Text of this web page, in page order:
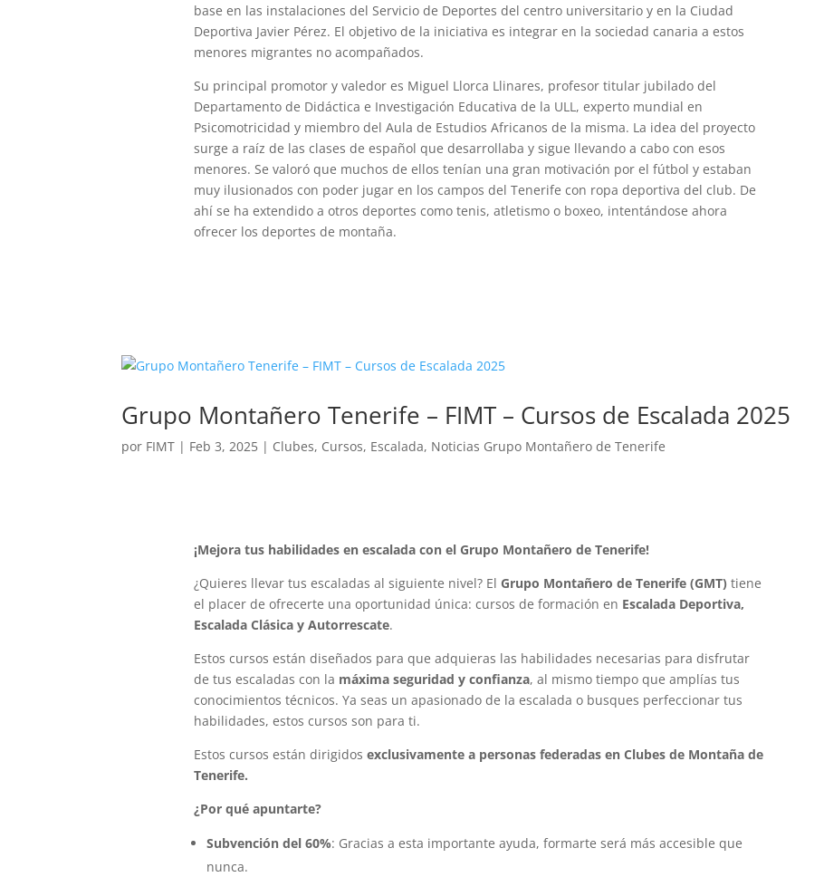
base en las instalaciones del Servicio de Deportes del centro universitario y en la Ciudad
Deportiva Javier Pérez. El objetivo de la iniciativa es integrar en la sociedad canaria a estos
menores migrantes no acompañados.
Su principal promotor y valedor es Miguel Llorca Llinares, profesor titular jubilado del
Departamento de Didáctica e Investigación Educativa de la ULL, experto mundial en
Psicomotricidad y miembro del Aula de Estudios Africanos de la misma. La idea del proyecto
surge a raíz de las clases de español que desarrollaba y sigue llevando a cabo con esos
menores. Se valoró que muchos de ellos tenían una gran motivación por el fútbol y estaban
muy ilusionados con poder jugar en los campos del Tenerife con ropa deportiva del club. De
ahí se ha extendido a otros deportes como tenis, atletismo o boxeo, intentándose ahora
ofrecer los deportes de montaña.
Grupo Montañero Tenerife – FIMT – Cursos de Escalada 2025
por FIMT | Feb 3, 2025 | Clubes, Cursos, Escalada, Noticias Grupo Montañero de Tenerife
¡Mejora tus habilidades en escalada con el Grupo Montañero de Tenerife!
¿Quieres llevar tus escaladas al siguiente nivel? El Grupo Montañero de Tenerife (GMT) tiene
el placer de ofrecerte una oportunidad única: cursos de formación en Escalada Deportiva,
Escalada Clásica y Autorrescate.
Estos cursos están diseñados para que adquieras las habilidades necesarias para disfrutar
de tus escaladas con la máxima seguridad y confianza, al mismo tiempo que amplías tus
conocimientos técnicos. Ya seas un apasionado de la escalada o busques perfeccionar tus
habilidades, estos cursos son para ti.
Estos cursos están dirigidos exclusivamente a personas federadas en Clubes de Montaña de
Tenerife.
¿Por qué apuntarte?
Subvención del 60%: Gracias a esta importante ayuda, formarte será más accesible que
nunca.